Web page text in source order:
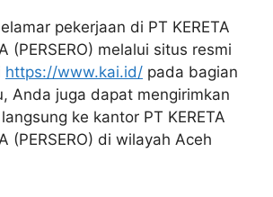
pekerjaan di PT KERETA
(PERSERO) melalui situs resmi
https://www.kai.id/ pada bagian
Anda juga dapat mengirimkan
ke kantor PT KERETA
(PERSERO) di wilayah Aceh